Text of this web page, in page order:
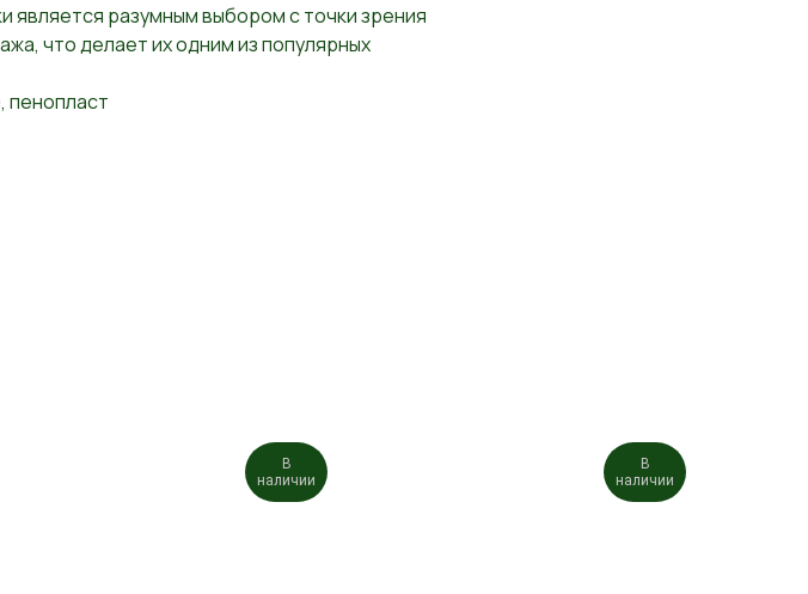
является разумным выбором с точки зрения
что делает их одним из популярных
пенопласт
В
наличии
В
наличии